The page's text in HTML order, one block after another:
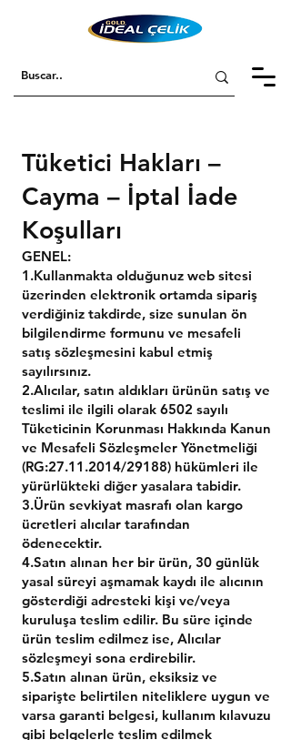
Tüketici Hakları –
Cayma – İptal İade
Koşulları
GENEL:
1.Kullanmakta olduğunuz web sitesi
üzerinden elektronik ortamda sipariş
verdiğiniz takdirde, size sunulan ön
bilgilendirme formunu ve mesafeli
satış sözleşmesini kabul etmiş
sayılırsınız.
2.Alıcılar, satın aldıkları ürünün satış ve
teslimi ile ilgili olarak 6502 sayılı
Tüketicinin Korunması Hakkında Kanun
ve Mesafeli Sözleşmeler Yönetmeliği
(RG:27.11.2014/29188) hükümleri ile
yürürlükteki diğer yasalara tabidir.
3.Ürün sevkiyat masrafı olan kargo
ücretleri alıcılar tarafından
ödenecektir.
4.Satın alınan her bir ürün, 30 günlük
yasal süreyi aşmamak kaydı ile alıcının
gösterdiği adresteki kişi ve/veya
kuruluşa teslim edilir. Bu süre içinde
ürün teslim edilmez ise, Alıcılar
sözleşmeyi sona erdirebilir.
5.Satın alınan ürün, eksiksiz ve
siparişte belirtilen niteliklere uygun ve
varsa garanti belgesi, kullanım kılavuzu
gibi belgelerle teslim edilmek